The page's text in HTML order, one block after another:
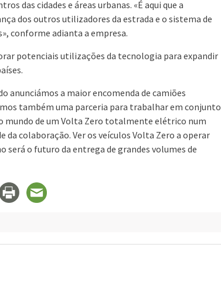
das cidades e áreas urbanas. «É aqui que a
dos outros utilizadores da estrada e o sistema de
conforme adianta a empresa.
potenciais utilizações da tecnologia para expandir
anunciámos a maior encomenda de camiões
também uma parceria para trabalhar em conjunto
mundo de um Volta Zero totalmente elétrico num
colaboração. Ver os veículos Volta Zero a operar
será o futuro da entrega de grandes volumes de